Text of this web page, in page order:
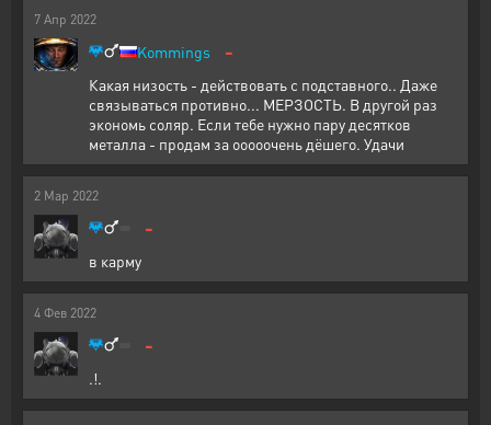
7 Апр 2022
Kommings -
Какая низость - действовать с подставного.. Даже
связываться противно... МЕРЗОСТЬ. В другой раз
экономь соляр. Если тебе нужно пару десятков
металла - продам за ооооочень дёшего. Удачи
2 Мар 2022
-
в карму
4 Фев 2022
-
.!.